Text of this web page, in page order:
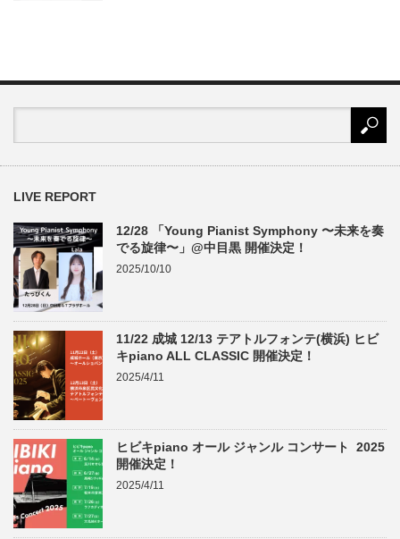
LIVE REPORT
12/28 「Young Pianist Symphony 〜未来を奏
でる旋律〜」@中目黒 開催決定！
2025/10/10
11/22 成城 12/13 テアトルフォンテ(横浜) ヒビ
キpiano ALL CLASSIC 開催決定！
2025/4/11
ヒビキpiano オール ジャンル コンサート 2025
開催決定！
2025/4/11